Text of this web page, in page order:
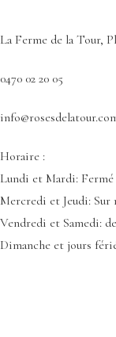
La Ferme de la Tour,
0470 02 20 05
Horaire :
Lundi et Mardi: Fermé
Mercredi et Jeudi: Sur
Vendredi et Samedi:
Dimanche et jours